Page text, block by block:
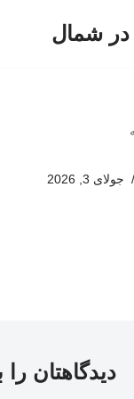
در شمال
جولای 3, 2026
دیدگاهتان را